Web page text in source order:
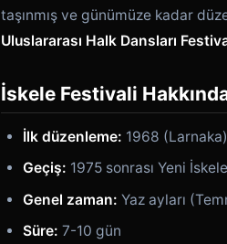
taşınmış ve günümüze kadar
Uluslararası Halk Dansları
İskele Festivali
İlk düzenleme: 1968 (Larnaka)
Geçiş: 1975 sonrası Yeni İskele
Genel zaman: Yaz ayları
Süre: 7-10 gün